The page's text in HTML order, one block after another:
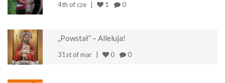
4th of cze 1 0
„Powstał” – Alleluja!
31st of mar 0 0